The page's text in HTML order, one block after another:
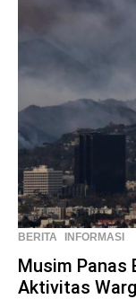
BERITA INFORMASI
Musim Panas
Aktivitas